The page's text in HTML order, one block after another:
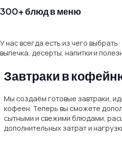
300+ блюд в меню
У нас всегда есть из чего
выпечка, десерты, напитки и
Завтраки в
Мы создаём готовые завтраки,
кофеен. Теперь вы сможете
сытными и свежими блюдами,
дополнительных затрат и